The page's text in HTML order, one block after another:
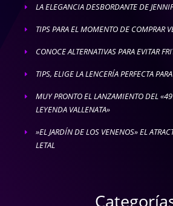
E LA ELEGANCIA DESBORDANTE DE
E TIPS PARA EL MOMENTO DE COMPRAR
E CONOCE ALTERNATIVAS PARA EVITAR
E TIPS, ELIGE LA LENCERÍA PERFECTA
E
MUY PRONTO EL LANZAMIENTO DEL
LEYENDA VALLENATA»
E
»EL JARDÍN DE LOS VENENOS» EL
LETAL